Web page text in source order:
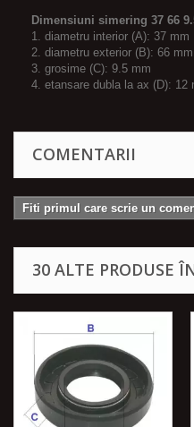
Dimensiuni simering 37 66
1. diametru interior (A): 37 mm
2. diametru exterior (B): 66 mm
3. grosime (C): 9.5 mm
4. etansare dubla la ax (D): 12
COMENTARII
Fiti primul care scrie un
30 ALTE PRODUSE